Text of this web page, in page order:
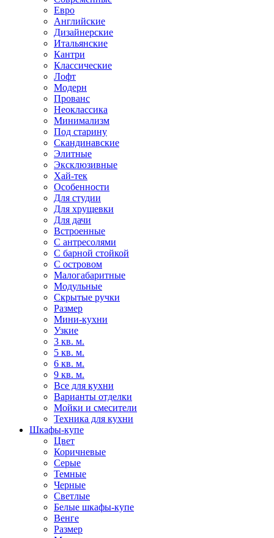
Евро
Английские
Дизайнерские
Итальянские
Кантри
Классические
Лофт
Модерн
Прованс
Неоклассика
Минимализм
Под старину
Скандинавские
Элитные
Эксклюзивные
Хай-тек
Особенности
Для студии
Для хрущевки
Для дачи
Встроенные
С антресолями
С барной стойкой
С островом
Малогабаритные
Модульные
Скрытые ручки
Размер
Мини-кухни
Узкие
3 кв. м.
5 кв. м.
6 кв. м.
9 кв. м.
Все для кухни
Варианты отделки
Мойки и смесители
Техника для кухни
Шкафы-купе
Цвет
Коричневые
Серые
Темные
Черные
Светлые
Белые шкафы-купе
Венге
Размер